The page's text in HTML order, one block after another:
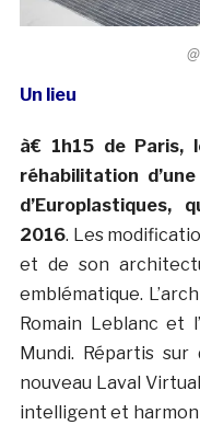
Un lieu
à€ 1h15 de Paris,
réhabilitation
2016. Les
et de son
emblématique.
Romain Leblanc et
Mundi. Répartis
nouveau Laval
intelligent et